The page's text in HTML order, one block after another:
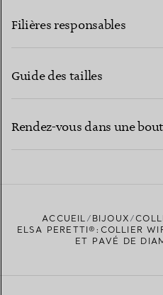
Filières responsables
Guide des tailles
Rendez-vous dans une
TROUVEZ LA BOUTIQUE LA PLUS
ACCUEIL BIJOUX
ELSA PERETTI®:COLLIER
ET PAVÉ DE